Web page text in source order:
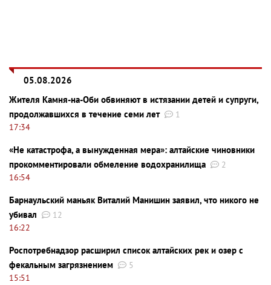
05.08.2026
Жителя Камня-на-Оби обвиняют в истязании детей и супруги,
продолжавшихся в течение семи лет
1
17:34
«Не катастрофа, а вынужденная мера»: алтайские чиновники
прокомментировали обмеление водохранилища
2
16:54
Барнаульский маньяк Виталий Манишин заявил, что никого не
убивал
12
16:22
Роспотребнадзор расширил список алтайских рек и озер с
фекальным загрязнением
5
15:51